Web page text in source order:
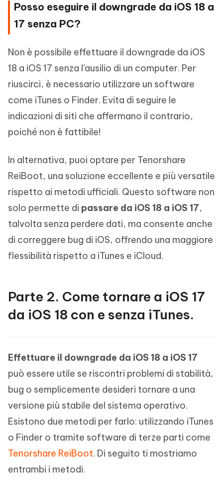
Posso eseguire il downgrade da iOS 18 a
17 senza PC?
Non è possibile effettuare il downgrade da iOS
18 a iOS 17 senza l’ausilio di un computer. Per
riuscirci, è necessario utilizzare un software
come iTunes o Finder. Evita di seguire le
indicazioni di siti che affermano il contrario,
poiché non è fattibile!
In alternativa, puoi optare per Tenorshare
ReiBoot, una soluzione eccellente e più versatile
rispetto ai metodi ufficiali. Questo software non
solo permette di passare da iOS 18 a iOS 17,
talvolta senza perdere dati, ma consente anche
di correggere bug di iOS, offrendo una maggiore
flessibilità rispetto a iTunes e iCloud.
Parte 2. Come tornare a iOS 17
da iOS 18 con e senza iTunes.
Effettuare il downgrade da iOS 18 a iOS 17
può essere utile se riscontri problemi di stabilità,
bug o semplicemente desideri tornare a una
versione più stabile del sistema operativo.
Esistono due metodi per farlo: utilizzando iTunes
o Finder o tramite software di terze parti come
Tenorshare ReiBoot. Di seguito ti mostriamo
entrambi i metodi.